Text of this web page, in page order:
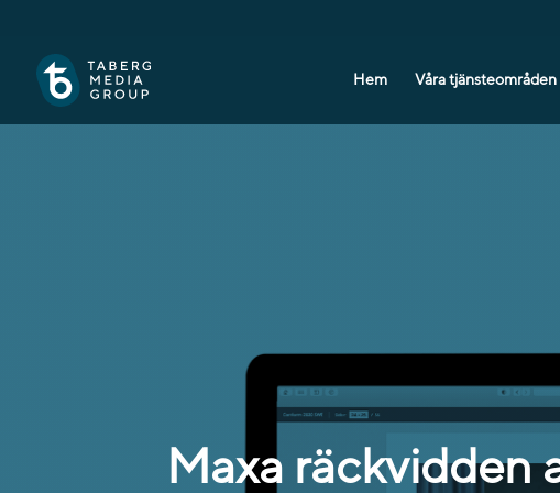
Hem Våra tjänsteområden
Maxa räckvidden